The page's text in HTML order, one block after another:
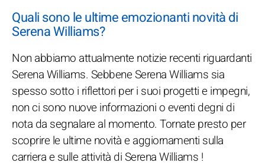
Quali sono le ultime emozionanti novità di
Serena Williams?
Non abbiamo attualmente notizie recenti riguardanti
Serena Williams. Sebbene Serena Williams sia
spesso sotto i riflettori per i suoi progetti e impegni,
non ci sono nuove informazioni o eventi degni di
nota da segnalare al momento. Tornate presto per
scoprire le ultime novità e aggiornamenti sulla
carriera e sulle attività di Serena Williams !